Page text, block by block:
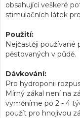
obsahující veškeré
stimulačních látek
Použití:
Nejčastěji používané
pěstovaných v půdě.
Dávkování:
Pro hydroponii
Mírný zákal není na
vyměníme po 2 - 4
použít pro hnojivou